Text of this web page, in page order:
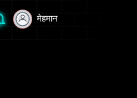
मेहमान
मेहमान